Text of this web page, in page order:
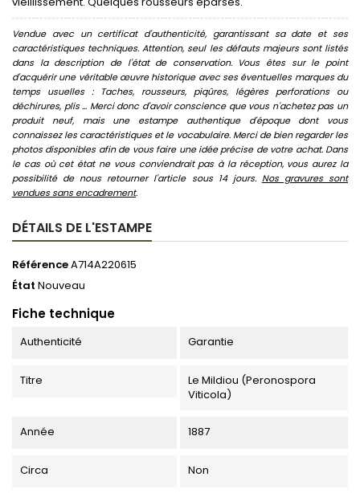
Vendue avec un certificat d'authenticité, garantissant sa date et ses
caractéristiques techniques. Attention, seul les défauts majeurs sont listés
dans la description de l'état de conservation. Vous êtes sur le point
d'acquérir une véritable œuvre historique avec ses éventuelles marques du
temps usuelles : Taches, rousseurs, piqûres, légères perforations ou
déchirures, plis ... Merci donc d'avoir conscience que vous n'achetez pas un
produit neuf, mais une estampe authentique d'époque dont vous
connaissez les caractéristiques et le vocabulaire. Merci de bien regarder les
photos disponibles afin de vous faire une idée précise de votre achat. Dans
le cas où cet état ne vous conviendrait pas à la réception, vous aurez la
possibilité de nous retourner l'article sous 14 jours. Nos gravures sont
vendues sans encadrement.
DÉTAILS DE L'ESTAMPE
RéférenceA714A220615
État Nouveau
Fiche technique
Authenticité Garantie
Titre
Le Mildiou (Peronospora
Viticola)
Année 1887
Circa Non